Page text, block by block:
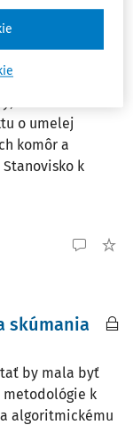
ako
proces
o umelej
komôr a
k
skúmania
by mala byť
k
algoritmickému